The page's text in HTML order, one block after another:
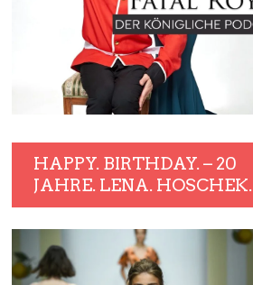
HAPPY. BIRTHDAY. – 20
JAHRE. LENA. HOSCHEK.